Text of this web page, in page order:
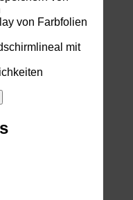
von Farbfolien
mit